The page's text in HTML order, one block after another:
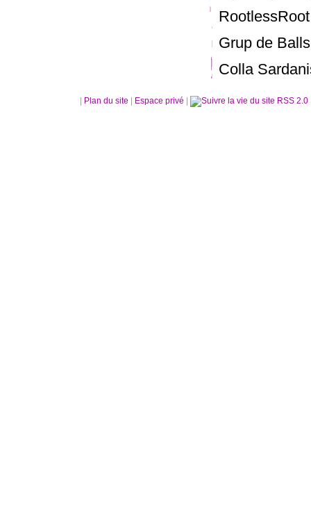
Grup de
Colla
Plan du site Espace privé RSS 2.0